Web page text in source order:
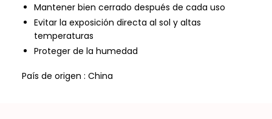
Mantener bien cerrado después de cada uso
Evitar la exposición directa al sol y altas
temperaturas
Proteger de la humedad
País de origen : China